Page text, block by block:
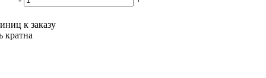
к заказу
кратна